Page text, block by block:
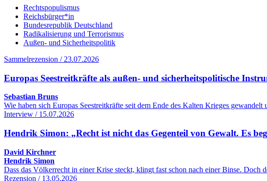
Rechtspopulismus
Reichsbürger*in
Bundesrepublik Deutschland
Radikalisierung und Terrorismus
Außen- und Sicherheitspolitik
Sammelrezension / 23.07.2026
Europas Seestreitkräfte als außen- und sicherheitspolitische
Sebastian Bruns
Wie haben sich Europas Seestreitkräfte seit dem Ende des Kalten Krieges
Interview / 15.07.2026
Hendrik Simon: „Recht ist nicht das Gegenteil von Gewalt. Es
David Kirchner
Hendrik Simon
Dass das Völkerrecht in einer Krise steckt, klingt fast schon nach einer Binse.
Rezension / 13.05.2026